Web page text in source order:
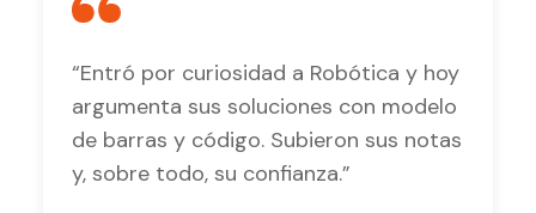
“Entró por curiosidad a Robótica y hoy
argumenta sus soluciones con modelo
de barras y código. Subieron sus notas
y, sobre todo, su confianza.”